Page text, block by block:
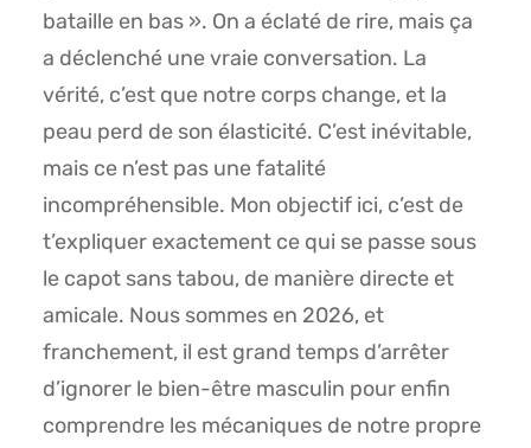
bataille en bas ». On a éclaté de rire, mais ça
a déclenché une vraie conversation. La
vérité, c’est que notre corps change, et la
peau perd de son élasticité. C’est inévitable,
mais ce n’est pas une fatalité
incompréhensible. Mon objectif ici, c’est de
t’expliquer exactement ce qui se passe sous
le capot sans tabou, de manière directe et
amicale. Nous sommes en 2026, et
franchement, il est grand temps d’arrêter
d’ignorer le bien-être masculin pour enfin
comprendre les mécaniques de notre propre